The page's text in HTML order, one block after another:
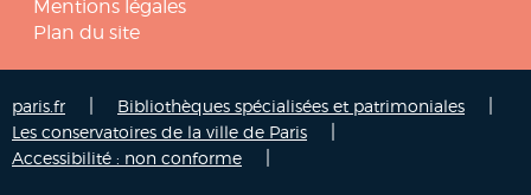
Mentions légales
Plan du site
paris.fr Bibliothèques spécialisées et patrimoniales
Les conservatoires de la ville de Paris
Accessibilité : non conforme